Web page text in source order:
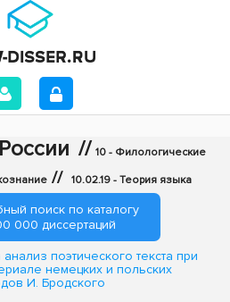
// 10 - Филологические
// 10.02.19 - Теория языка
поиск по каталогу
000 диссертаций
поэтического текста при
немецких и польских
И. Бродского